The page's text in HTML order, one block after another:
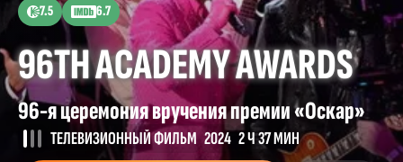
7.5 6.7
96TH ACADEMY AWARDS
96-я церемония вручения премии «Оскар»
ТЕЛЕВИЗИОННЫЙ ФИЛЬМ 2024 2 Ч 37 МИН